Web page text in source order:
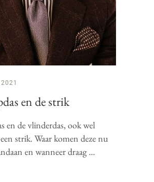
en de strik
en de vlinderdas, ook wel
strik. Waar komen deze nu
en wanneer draag